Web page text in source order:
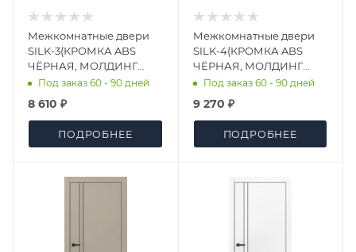
Межкомнатные двери
SILK-3(КРОМКА ABS
ЧЁРНАЯ, МОЛДИНГ
ЧЁРНЫЙ) ПЭТ БЕЛЫЙ
Под заказ 60 - 90 дней
8 610 ₽
ПОДРОБНЕЕ
Межкомнатные двери
SILK-4(КРОМКА ABS
ЧЁРНАЯ, МОЛДИНГ
ЧЁРНЫЙ) ПЭТ МОККО
Под заказ 60 - 90 дней
9 270 ₽
ПОДРОБНЕЕ